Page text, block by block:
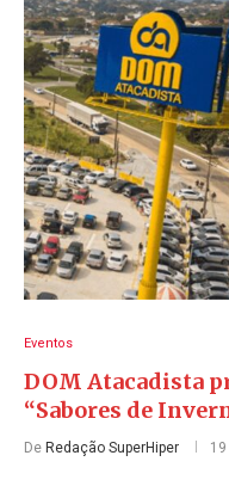
Eventos
DOM Atacadista
“Sabores de
De Redação SuperHiper